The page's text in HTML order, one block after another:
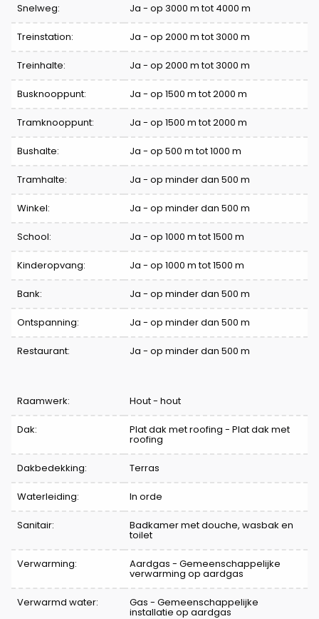
Snelweg: Ja - op 3000 m tot 4000 m
Treinstation: Ja - op 2000 m tot 3000 m
Treinhalte: Ja - op 2000 m tot 3000 m
Busknooppunt: Ja - op 1500 m tot 2000 m
Tramknooppunt: Ja - op 1500 m tot 2000 m
Bushalte: Ja - op 500 m tot 1000 m
Tramhalte: Ja - op minder dan 500 m
Winkel: Ja - op minder dan 500 m
School: Ja - op 1000 m tot 1500 m
Kinderopvang: Ja - op 1000 m tot 1500 m
Bank: Ja - op minder dan 500 m
Ontspanning: Ja - op minder dan 500 m
Restaurant: Ja - op minder dan 500 m
Raamwerk: Hout - hout
Dak: Plat dak met roofing - Plat dak met
roofing
Dakbedekking: Terras
Waterleiding: In orde
Sanitair: Badkamer met douche, wasbak en
toilet
Verwarming: Aardgas - Gemeenschappelijke
verwarming op aardgas
Verwarmd water: Gas - Gemeenschappelijke
installatie op aardgas